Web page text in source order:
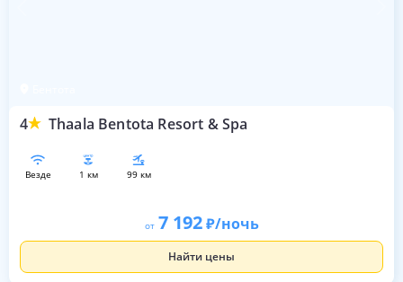
4 Thaala Bentota Resort & Spa
везде 1 км 99 км
от 7 192 /ночь
Найти цены